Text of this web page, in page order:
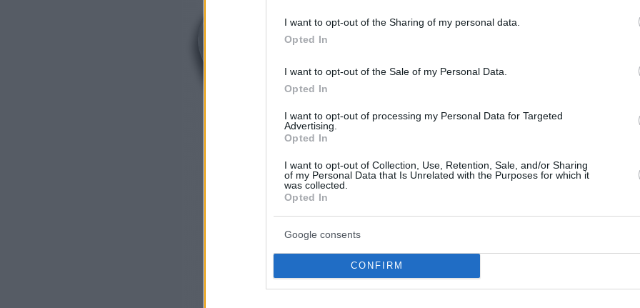
I want to opt-out of the Sharing of my personal data.
Opted In
I want to opt-out of the Sale of my Personal Data.
Opted In
I want to opt-out of processing my Personal Data for Targeted
Advertising.
Opted In
I want to opt-out of Collection, Use, Retention, Sale, and/or Sharing
of my Personal Data that Is Unrelated with the Purposes for which it
was collected.
Opted In
Google consents
CONFIRM